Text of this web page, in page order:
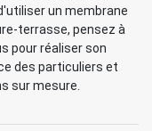
un membrane
terrasse, pensez à
pour réaliser son
des particuliers et
sur mesure.